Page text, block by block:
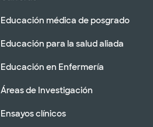
Educación médica de posgrado
Educación para la salud aliada
Educación en Enfermería
Áreas de Investigación
Ensayos clínicos